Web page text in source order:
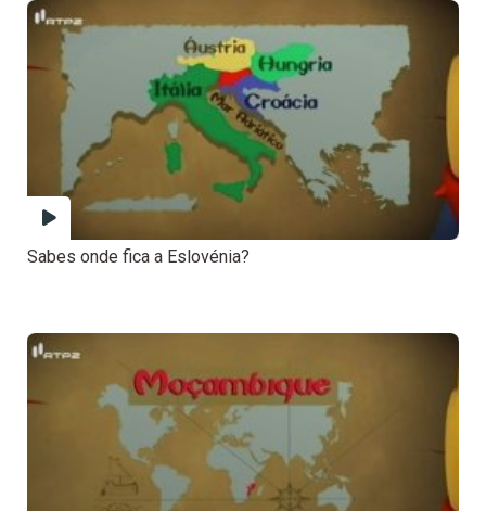
Sabes onde fica a Eslovénia?